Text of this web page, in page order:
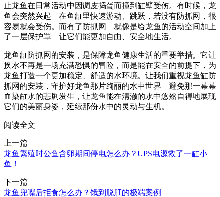
止龙鱼在日常活动中因调皮捣蛋而撞到缸壁受伤。有时候，龙
鱼会突然兴起，在鱼缸里快速游动、跳跃，若没有防抓网，很
容易就会受伤。而有了防抓网，就像是给龙鱼的活动空间加上
了一层保护罩，让它们能更加自由、安全地生活。
龙鱼缸防抓网的安装，是保障龙鱼健康生活的重要举措。它让
换水不再是一场充满恐惧的冒险，而是能在安全的前提下，为
龙鱼打造一个更加稳定、舒适的水环境。让我们重视龙鱼缸防
抓网的安装，守护好龙鱼那片绚丽的水中世界，避免那一幕幕
血染缸水的悲剧发生，让龙鱼能在清澈的水中悠然自得地展现
它们的美丽身姿，延续那份水中的灵动与生机。
阅读全文
上一篇
龙鱼繁殖时公鱼含卵期间停电怎么办？UPS电源救了一缸小
鱼！
下一篇
龙鱼兜嘴后拒食怎么办？饿到脱肛的极端案例！